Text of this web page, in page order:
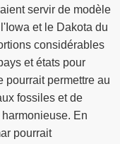
servir de modèle
et le Dakota du
considérables
et états pour
pourrait permettre au
fossiles et de
En
pourrait